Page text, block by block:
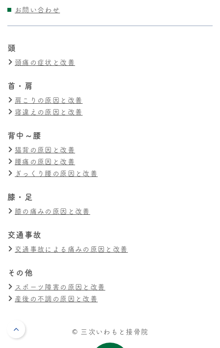
お問い合わせ
頭
頭痛の症状と改善
首・肩
肩こりの原因と改善
寝違えの原因と改善
背中～腰
猫背の原因と改善
腰痛の原因と改善
ぎっくり腰の原因と改善
膝・足
膝の痛みの原因と改善
交通事故
交通事故による痛みの原因と改善
その他
スポーツ障害の原因と改善
産後の不調の原因と改善
© 三次いわもと接骨院